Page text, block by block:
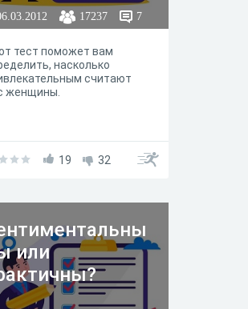
17237 7
тест поможет вам
насколько
считают
женщины.
19 32
или